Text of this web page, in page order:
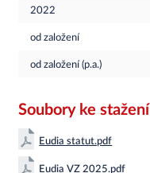
2022
od založení
od založení (p.a.)
Soubory ke stažení
Eudia statut.pdf
Eudia VZ 2025.pdf